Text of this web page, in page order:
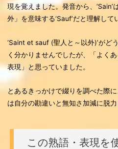
現を覚えました。発音から、‘Sain’
外」を意味する‘Sauf’だと理解して
‘Saint et sauf (聖人と～以外)’がど
く分かりませんでしたが、「よく
表現」と思っていました。
とあるきっかけで綴りを調べた際
は自分の勘違いと無知さ加減に脱力
この熟語・表現を